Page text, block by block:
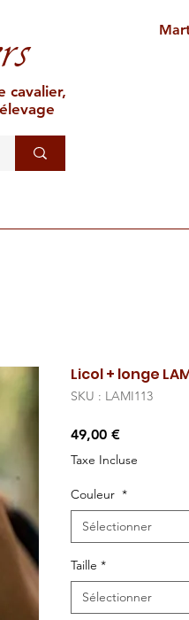
cavalier,
Licol + longe
SKU : LAMI113
49,00 €Prix
Taxe Incluse
Couleur *
Sélectionner
Taille *
Sélectionner